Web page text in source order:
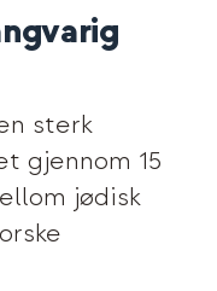
sterk
gjennom 15
jødisk